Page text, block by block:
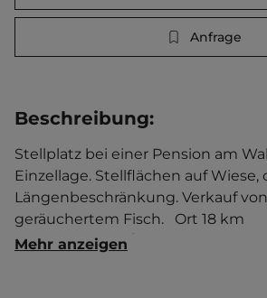
Anfrage
Beschreibung:
Stellplatz bei einer Pension am
Einzellage. Stellflächen auf Wiese,
Längenbeschränkung. Verkauf
geräuchertem Fisch.   Ort 18 km
entfernt.Ostsee/Strand 800 m
Mehr anzeigen